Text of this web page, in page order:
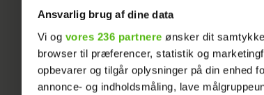
Ansvarlig brug af dine data
Vi og vores 236 partnere ønsker dit
browser til præferencer, statistik og
opbevarer og tilgår oplysninger på din enhed
annonce- og indholdsmåling, lave